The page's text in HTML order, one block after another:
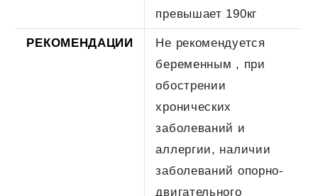
превышает 190кг
РЕКОМЕНДАЦИИ
Не рекомендуется
беременным , при
обострении
хронических
заболеваний и
аллергии, наличии
заболеваний опорно-
двигательного